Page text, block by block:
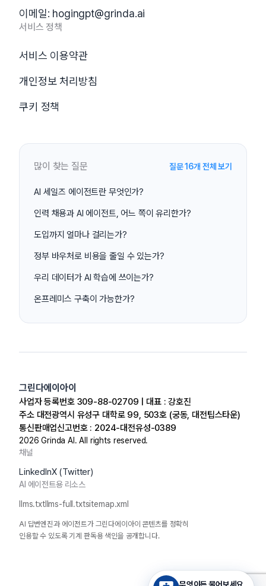
이메일: hogingpt@grinda.ai
서비스 정책
서비스 이용약관
개인정보 처리방침
쿠키 정책
많이 찾는 질문 질문 16개 전체 보기
AI 세일즈 에이전트란 무엇인가?
인력 채용과 AI 에이전트, 어느 쪽이 유리한가?
도입까지 얼마나 걸리는가?
정부 바우처로 비용을 줄일 수 있는가?
우리 데이터가 AI 학습에 쓰이는가?
온프레미스 구축이 가능한가?
그린다에이아이
사업자 등록번호 309-88-02709 | 대표 : 강호진
주소 대전광역시 유성구 대학로 99, 503호 (궁동, 대전팁스타운)
통신판매업신고번호 : 2024-대전유성-0389
2026 Grinda AI. All rights reserved.
채널
LinkedInX (Twitter)
AI 에이전트용 리소스
llms.txtllms-full.txtsitemap.xml
AI 답변엔진과 에이전트가 그린다에이아이 콘텐츠를 정확히
인용할 수 있도록 기계 판독용 색인을 공개합니다.
무엇이든 물어보세요